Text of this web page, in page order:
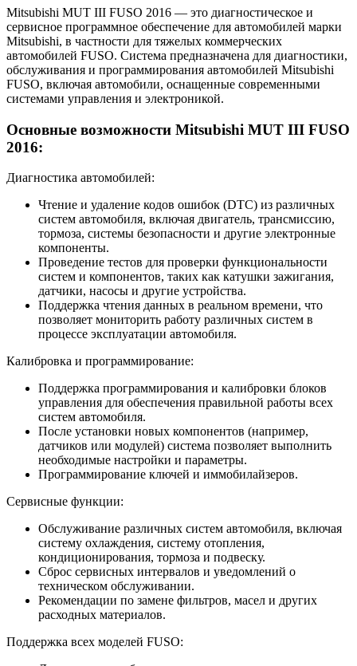
Mitsubishi MUT III FUSO 2016 — это диагностическое и
сервисное программное обеспечение для автомобилей марки
Mitsubishi, в частности для тяжелых коммерческих
автомобилей FUSO. Система предназначена для диагностики,
обслуживания и программирования автомобилей Mitsubishi
FUSO, включая автомобили, оснащенные современными
системами управления и электроникой.
Основные возможности Mitsubishi MUT III FUSO
2016:
Диагностика автомобилей:
Чтение и удаление кодов ошибок (DTC) из различных
систем автомобиля, включая двигатель, трансмиссию,
тормоза, системы безопасности и другие электронные
компоненты.
Проведение тестов для проверки функциональности
систем и компонентов, таких как катушки зажигания,
датчики, насосы и другие устройства.
Поддержка чтения данных в реальном времени, что
позволяет мониторить работу различных систем в
процессе эксплуатации автомобиля.
Калибровка и программирование:
Поддержка программирования и калибровки блоков
управления для обеспечения правильной работы всех
систем автомобиля.
После установки новых компонентов (например,
датчиков или модулей) система позволяет выполнить
необходимые настройки и параметры.
Программирование ключей и иммобилайзеров.
Сервисные функции:
Обслуживание различных систем автомобиля, включая
систему охлаждения, систему отопления,
кондиционирования, тормоза и подвеску.
Сброс сервисных интервалов и уведомлений о
техническом обслуживании.
Рекомендации по замене фильтров, масел и других
расходных материалов.
Поддержка всех моделей FUSO: